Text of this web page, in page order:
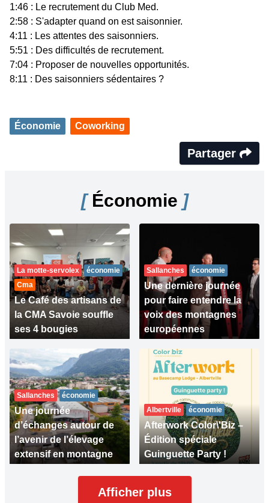
1:46 : Le recrutement du Club Med.
2:58 : S'adapter quand on est saisonnier.
4:11 : Les attentes des saisonniers.
5:51 : Des difficultés de recrutement.
7:04 : Proposer de nouvelles opportunités.
8:11 : Des saisonniers sédentaires ?
Économie Coworking
Partager
[Économie ]
La motte-servolex
économie
Cma
Le Café des artisans de
la CMA Savoie souffle
ses 4 bougies
Sallanches économie
Une dernière journée
pour faire entendre la
voix des montagnes
européennes
Sallanches économie
Une journée
d’échanges autour de
l’avenir de l’élevage
extensif en montagne
Albertville économie
Afterwork Color\'Biz –
Édition spéciale
Guinguette Party !
Afficher plus